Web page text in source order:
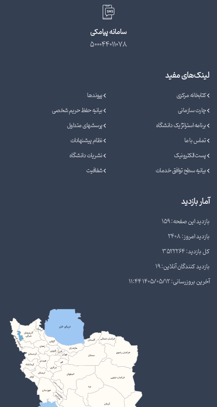
سامانه پیامکی
500044011078
لینک‌های مفید
کتابخانه مرکزی
پیوندها
چارت سازمانی
بیانیه حفظ حریم شخصی
برنامه استراتژیک دانشگاه
پرسشهای متداول
تماس با ما
نظام پیشنهادات
پست الکترونیک
نشریات دانشگاه
بیانیه سطح توافق خدمات
شفافیت
آمار بازدید
بازدید این صفحه: 159
بازدید امروز: 2408
کل بازدید: 3522264
بازدید کنندگان آنلاین: 19
آخرین بروزرسانی: 1405/05/12 11:44